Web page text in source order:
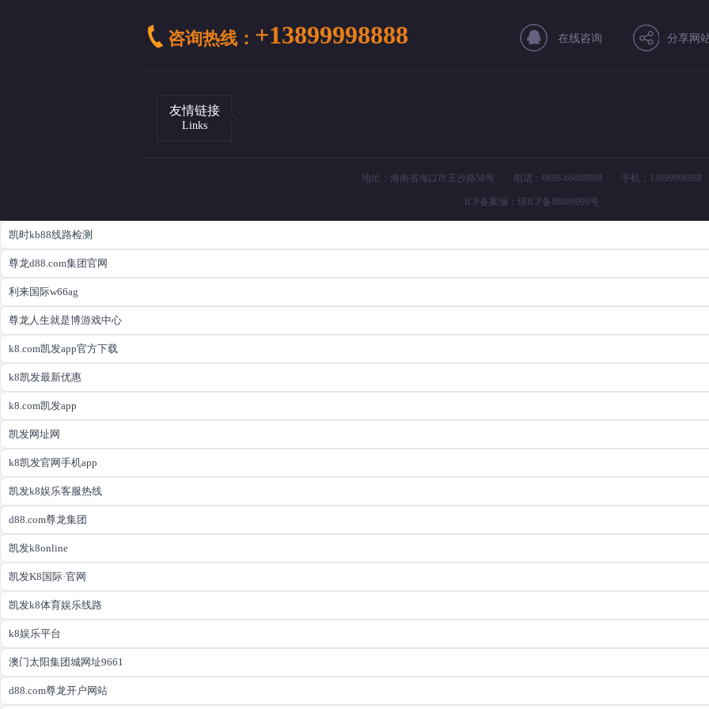
咨询热线： +13899998888 在线咨询 分享网
友情链接
Links
地址：海南省海口市玉沙路58号 电话：0898-66889888 手机：13899998888
ICP备案编： 琼ICP备88889999号
凯时kb88线路检测
尊龙d88.com集团官网
利来国际w66ag
尊龙人生就是博游戏中心
k8.com凯发app官方下载
k8凯发最新优惠
k8.com凯发app
凯发网址网
k8凯发官网手机app
凯发k8娱乐客服热线
d88.com尊龙集团
凯发k8online
凯发K8国际·官网
凯发k8体育娱乐线路
k8娱乐平台
澳门太阳集团城网址9661
d88.com尊龙开户网站